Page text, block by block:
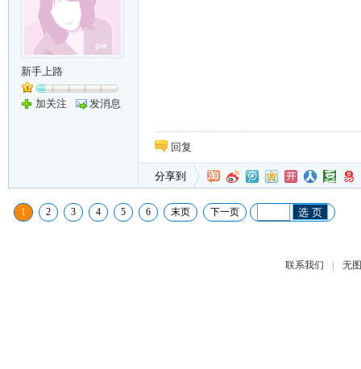
新手上路
加关注 发消息
回复
分享到
1 2 3 4 5 6 末页 下一页 选 页
联系我们 | 无